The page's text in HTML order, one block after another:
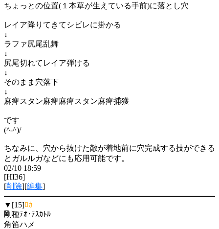
ちょっとの位置(１本草が生えている手前)に落とし穴
レイア降りてきてシビレに掛かる
↓
ラファ尻尾乱舞
↓
尻尾切れてレイア弾ける
↓
そのまま穴落下
↓
麻痺スタン麻痺麻痺スタン麻痺捕獲
です
(^-^)/
ちなみに、穴から抜けた敵が着地前に穴完成する技ができる
とガルルガなどにも応用可能です。
02/10 18:59
[HI36]
[削除][編集]
▼[15]ﾛｶ
剛種ﾃｵ･ﾃｽｶﾄﾙ
角笛ハメ